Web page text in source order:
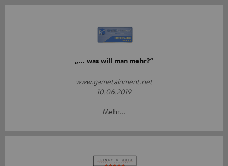
„… was will man mehr?“
www.gametainment.net
10.06.2019
Mehr...